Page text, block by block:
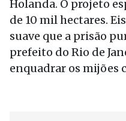
Holanda. O projeto
de 10 mil hectares.
suave que a prisão
prefeito do Rio de
enquadrar os mijões